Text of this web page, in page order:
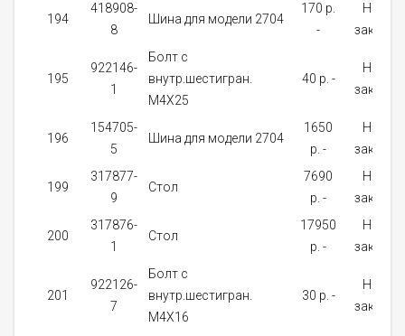
194
418908-
8
Шина для модели 2704
170 p.
-
На
заказ
195
922146-
1
Болт с
внутр.шестигран.
М4Х25
40 p. -
На
заказ
196
154705-
5
Шина для модели 2704
1650
p. -
На
заказ
199
317877-
9
Стол
7690
p. -
На
заказ
200
317876-
1
Стол
17950
p. -
На
заказ
201
922126-
7
Болт с
внутр.шестигран.
M4X16
30 p. -
На
заказ